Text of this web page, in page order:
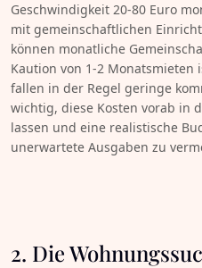
Geschwindigkeit 20-80 Euro
mit gemeinschaftlichen
können monatliche
Kaution von 1-2
fallen in der Regel geringe
wichtig, diese Kosten vorab in
lassen und eine realistische
unerwartete Ausgaben zu
2. Die